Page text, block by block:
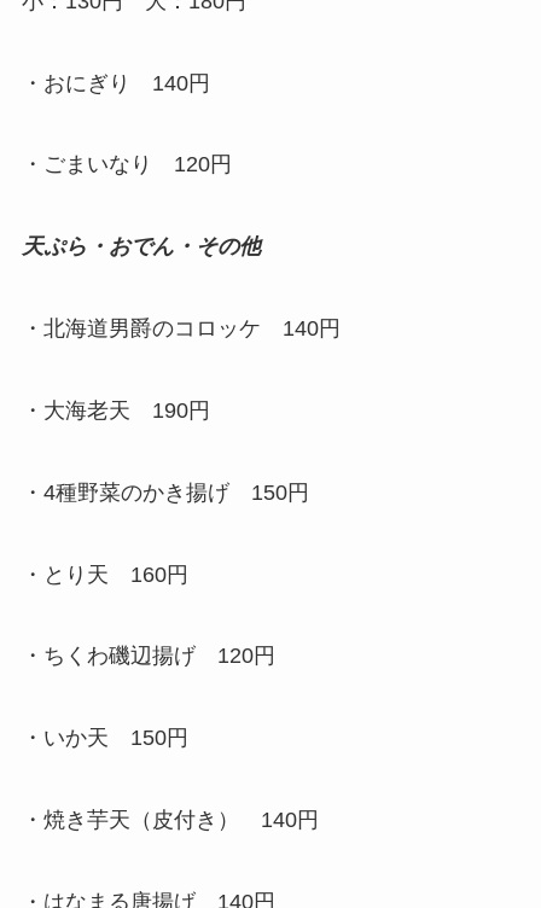
・おにぎり 140円
・ごまいなり 120円
天ぷら・おでん・その他
・北海道男爵のコロッケ 140円
・大海老天 190円
・4種野菜のかき揚げ 150円
・とり天 160円
・ちくわ磯辺揚げ 120円
・いか天 150円
・焼き芋天（皮付き） 140円
・はなまる唐揚げ 140円